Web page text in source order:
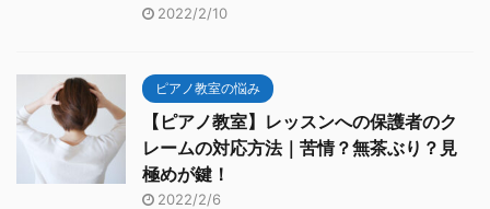
2022/2/10
ピアノ教室の悩み
【ピアノ教室】レッスンへの保護者のク
レームの対応方法｜苦情？無茶ぶり？見
極めが鍵！
2022/2/6